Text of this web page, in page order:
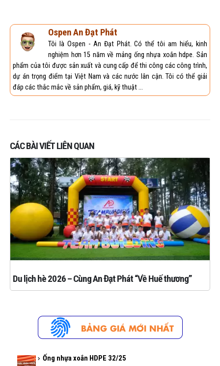
Ospen An Đạt Phát
Tôi là Ospen - An Đạt Phát. Có thể tôi am hiểu, kinh
nghiệm hơn 15 năm về mảng ống nhựa xoắn hdpe. Sản
phẩm của tôi được sản xuất và cung cấp để thi công các công trình,
dự án trọng điểm tại Việt Nam và các nước lân cận. Tôi có thể giải
đáp các thắc mắc về sản phẩm, giá, kỹ thuật ...
CÁC BÀI VIẾT LIÊN QUAN
Du lịch hè 2026 – Cùng An Đạt Phát “Về Huế thương”
Ống nhựa xoắn HDPE 32/25